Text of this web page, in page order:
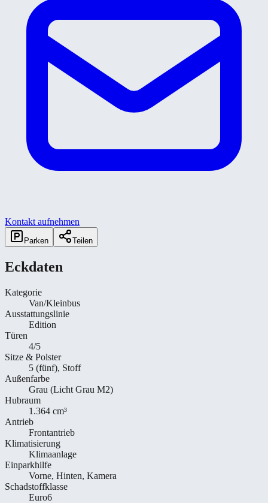
Kontakt aufnehmen
Parken Teilen
Eckdaten
Kategorie
Van/Kleinbus
Ausstattungslinie
Edition
Türen
4/5
Sitze & Polster
5 (fünf), Stoff
Außenfarbe
Grau (Licht Grau M2)
Hubraum
1.364 cm³
Antrieb
Frontantrieb
Klimatisierung
Klimaanlage
Einparkhilfe
Vorne, Hinten, Kamera
Schadstoffklasse
Euro6